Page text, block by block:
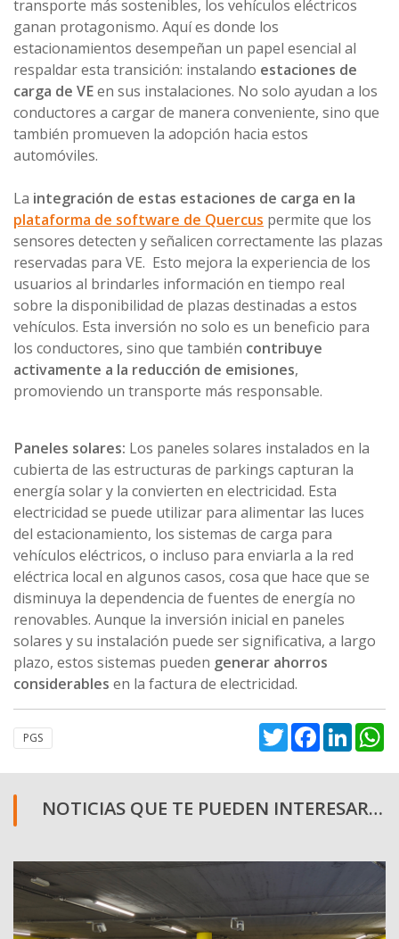
transporte más sostenibles, los vehículos eléctricos
ganan protagonismo. Aquí es donde los
estacionamientos desempeñan un papel esencial al
respaldar esta transición: instalando estaciones de
carga de VEen sus instalaciones. No solo ayudan a los
conductores a cargar de manera conveniente, sino que
también promueven la adopción hacia estos
automóviles.
La integración de estas estaciones de carga en la
plataforma de software de Quercus permite que los
sensores detecten y señalicen correctamente las plazas
reservadas para VE. Esto mejora la experiencia de los
usuarios al brindarles información en tiempo real
sobre la disponibilidad de plazas destinadas a estos
vehículos. Esta inversión no solo es un beneficio para
los conductores, sino que también contribuye
activamente a la reducción de emisiones,
promoviendo un transporte más responsable.
Paneles solares: Los paneles solares instalados en la
cubierta de las estructuras de parkings capturan la
energía solar y la convierten en electricidad. Esta
electricidad se puede utilizar para alimentar las luces
del estacionamiento, los sistemas de carga para
vehículos eléctricos, o incluso para enviarla a la red
eléctrica local en algunos casos, cosa que hace que se
disminuya la dependencia de fuentes de energía no
renovables. Aunque la inversión inicial en paneles
solares y su instalación puede ser significativa, a largo
plazo, estos sistemas pueden generar ahorros
considerables en la factura de electricidad.
PGS TwitterFacebook
NOTICIAS QUE TE PUEDEN INTERESAR…